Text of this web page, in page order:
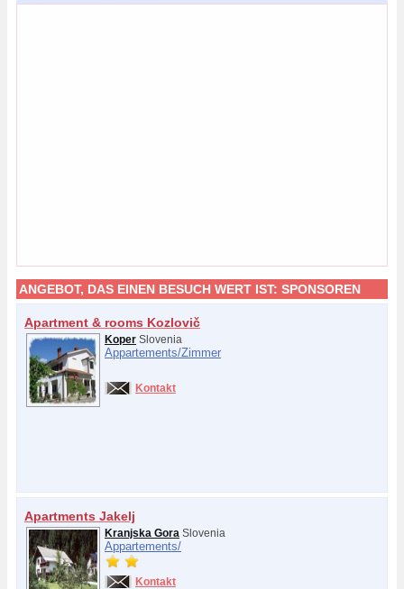
ANGEBOT, DAS EINEN BESUCH WERT IST: SPONSOREN
Apartment & rooms Kozlovič
Koper Slovenia
Appartements/Zimmer
Kontakt
Apartments Jakelj
Kranjska Gora Slovenia
Appartements/
Kontakt